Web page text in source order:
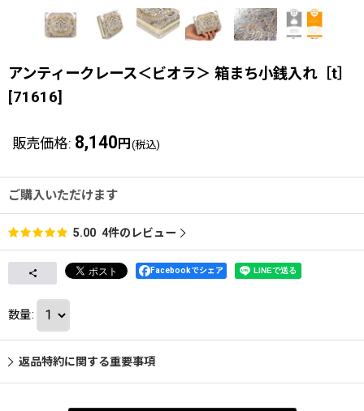
アンティークレース＜ビオラ＞ 箱まち小銭入れ［t］
[71616]
販売価格: 8,140 円 (税込)
ご購入いただけます
5.00 4件のレビュー
Facebookでシェア
数量:
返品特約に関する重要事項